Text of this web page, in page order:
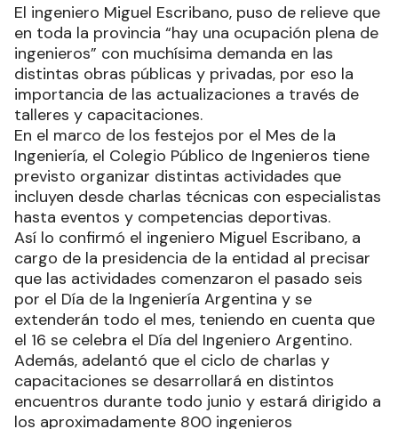
El ingeniero Miguel Escribano, puso de relieve que
en toda la provincia “hay una ocupación plena de
ingenieros” con muchísima demanda en las
distintas obras públicas y privadas, por eso la
importancia de las actualizaciones a través de
talleres y capacitaciones.
En el marco de los festejos por el Mes de la
Ingeniería, el Colegio Público de Ingenieros tiene
previsto organizar distintas actividades que
incluyen desde charlas técnicas con especialistas
hasta eventos y competencias deportivas.
Así lo confirmó el ingeniero Miguel Escribano, a
cargo de la presidencia de la entidad al precisar
que las actividades comenzaron el pasado seis
por el Día de la Ingeniería Argentina y se
extenderán todo el mes, teniendo en cuenta que
el 16 se celebra el Día del Ingeniero Argentino.
Además, adelantó que el ciclo de charlas y
capacitaciones se desarrollará en distintos
encuentros durante todo junio y estará dirigido a
los aproximadamente 800 ingenieros